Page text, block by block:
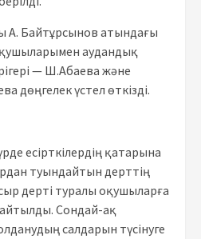
А. Байтұрсынов атындағы
аудандық
— Ш.Абаева және
дөңгелек үстел өткізді.
есірткілердің қатарына
туындайтын дерттің
дерті туралы оқушыларға
Сондай-ақ
салдарын түсінуге